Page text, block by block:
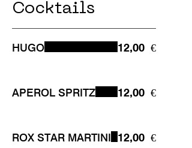
Cocktails
HUGO 12,00 €
APEROL SPRITZ 12,00 €
ROX STAR MARTINI 12,00 €